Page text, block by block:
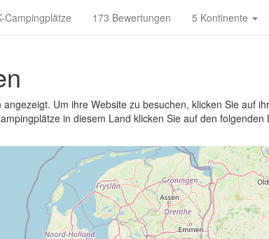
Campingplätze 173 Bewertungen 5 Kontinente
Um ihre Website zu besuchen, klicken Sie auf
in diesem Land klicken Sie auf den folgenden